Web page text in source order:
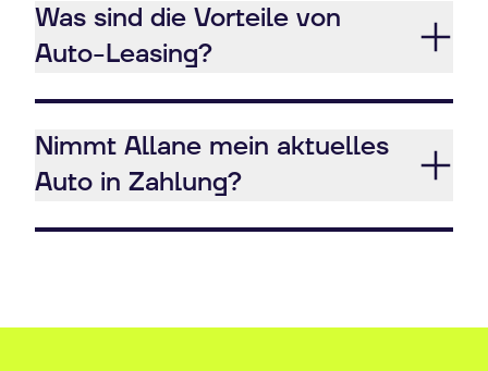
Was sind die Vorteile von
Auto-Leasing?
Nimmt Allane mein aktuelles
Auto in Zahlung?